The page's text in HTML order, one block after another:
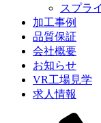
スプラ
加工事例
品質保証
会社概要
お知らせ
VR工場見学
求人情報